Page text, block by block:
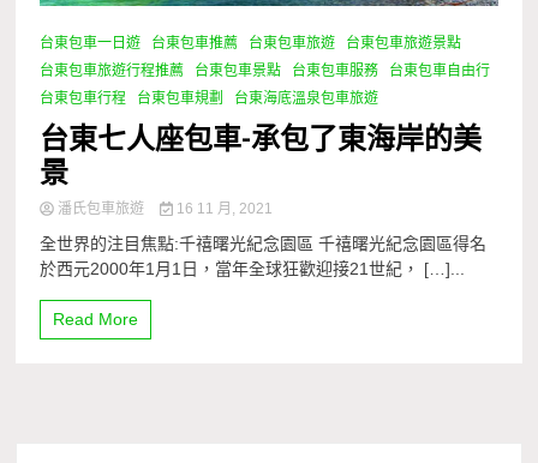
台東包車一日遊 台東包車推薦 台東包車旅遊
台東包車旅遊景點
台東包車旅遊行程推薦
台東包車景點 台東包車服務
台東包車自由行
台東包車行程
台東包車規劃 台東海底溫泉包車旅遊
台東七人座包車-承包了東海岸的美
景
潘氏包車旅遊 16 11 月, 2021
全世界的注目焦點:千禧曙光紀念園區 千禧曙光紀念園區得名
於西元2000年1月1日，當年全球狂歡迎接21世紀， […]...
Read More